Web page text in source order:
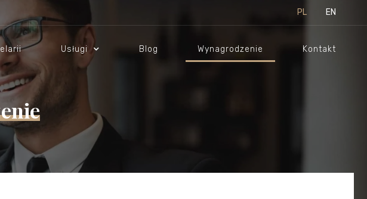
PL EN
Usługi Blog Wynagrodzenie Kontakt